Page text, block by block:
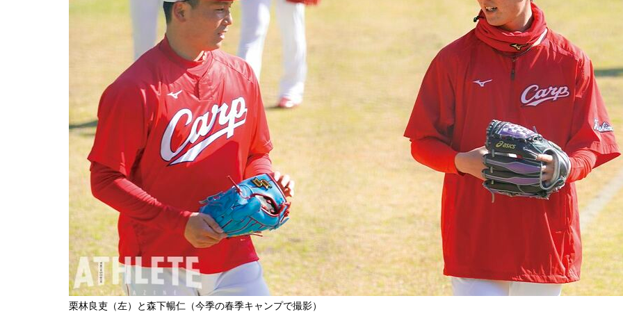
栗林良吏（左）と森下暢仁（今季の春季キャンプで撮影）